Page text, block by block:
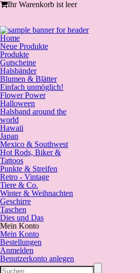
Ihr Warenkorb ist leer
Home
Neue Produkte
Produkte
Gutscheine
Halsbänder
Blumen & Blätter
Einfach unmöglich!
Flower Power
Halloween
Halsband around the
world
Hawaii
Japan
Mexico & Southwest
Hot Rods, Biker &
Tattoos
Punkte & Streifen
Retro - Vintage
Tiere & Co.
Winter & Weihnachten
Geschirre
Taschen
Dies und Das
Mein Konto
Mein Konto
Bestellungen
Anmelden
Benutzerkonto anlegen